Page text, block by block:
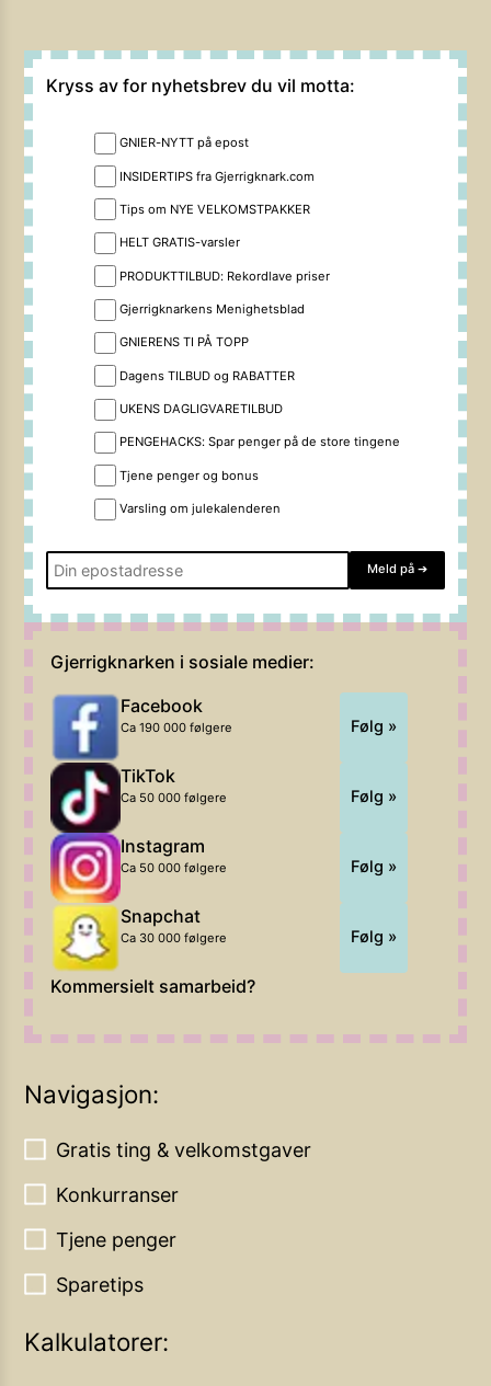
Kryss av for nyhetsbrev du vil motta:
GNIER-NYTT på epost
INSIDERTIPS fra Gjerrigknark.com
Tips om NYE VELKOMSTPAKKER
HELT GRATIS-varsler
PRODUKTTILBUD: Rekordlave priser
Gjerrigknarkens Menighetsblad
GNIERENS TI PÅ TOPP
Dagens TILBUD og RABATTER
UKENS DAGLIGVARETILBUD
PENGEHACKS: Spar penger på de store tingene
Tjene penger og bonus
Varsling om julekalenderen
Meld på ➔
Gjerrigknarken i sosiale medier:
Facebook
Ca 190 000 følgere Følg »
TikTok
Ca 50 000 følgere Følg »
Instagram
Ca 50 000 følgere Følg »
Snapchat
Ca 30 000 følgere Følg »
Kommersielt samarbeid?
Navigasjon:
Gratis ting & velkomstgaver
Konkurranser
Tjene penger
Sparetips
Kalkulatorer: